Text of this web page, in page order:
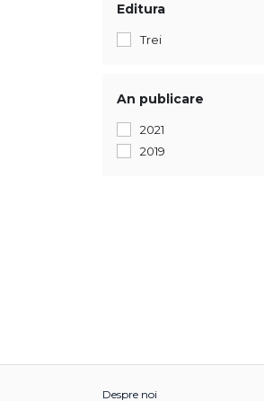
Editura
Trei
An publicare
2021
2019
Despre noi